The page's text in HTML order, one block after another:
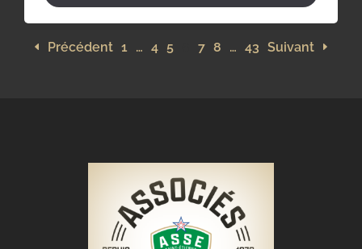
Précédent 1 … 4 5 7 8 … 43 Suivant